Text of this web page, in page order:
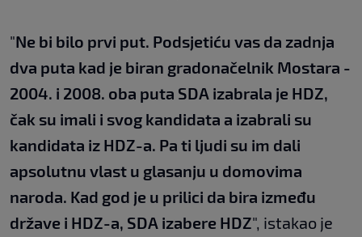
"Ne bi bilo prvi put. Podsjetiću vas da zadnja
dva puta kad je biran gradonačelnik Mostara -
2004. i 2008. oba puta SDA izabrala je HDZ,
čak su imali i svog kandidata a izabrali su
kandidata iz HDZ-a. Pa ti ljudi su im dali
apsolutnu vlast u glasanju u domovima
naroda. Kad god je u prilici da bira između
države i HDZ-a, SDA izabere HDZ", istakao je